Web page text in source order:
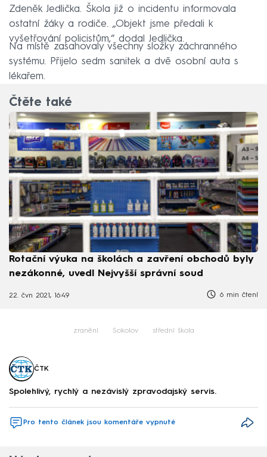
Zdeněk Jedlička. Škola již o incidentu informovala
ostatní žáky a rodiče. „Objekt jsme předali k
vyšetřování policistům,“ dodal Jedlička.
Na místě zasahovaly všechny složky záchranného
systému. Přijelo sedm sanitek a dvě osobní auta s
lékařem.
Čtěte také
Rotační výuka na školách a zavření obchodů byly
nezákonné, uvedl Nejvyšší správní soud
22. čvn 2021, 16:49 6 min čtení
zranění Sokolov střední škola
ČTK
Spolehlivý, rychlý a nezávislý zpravodajský servis.
Pro tento článek jsou komentáře vypnuté